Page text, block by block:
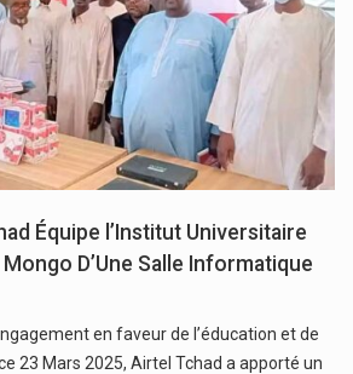
Équipe l’Institut Universitaire
D’Une Salle Informatique
en faveur de l’éducation et de
23 Mars 2025, Airtel Tchad a apporté un